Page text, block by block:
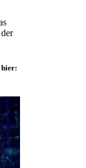
hier: